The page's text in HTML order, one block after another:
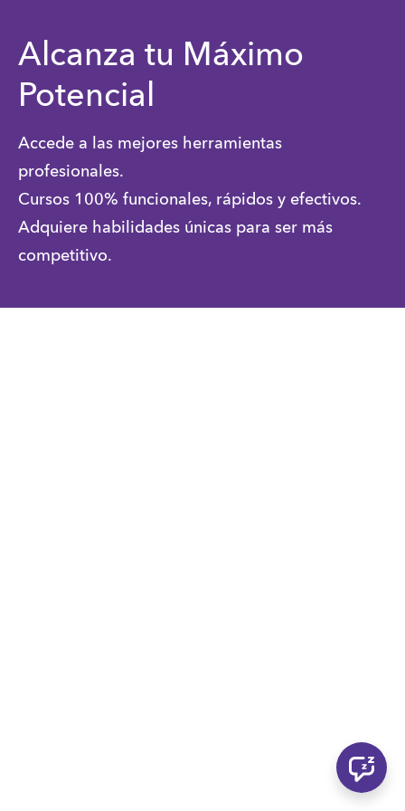
Alcanza tu Máximo
Potencial
Accede a las mejores herramientas
profesionales.
Cursos 100% funcionales, rápidos y efectivos.
Adquiere habilidades únicas para ser más
competitivo.